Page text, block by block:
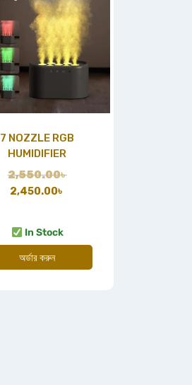
7 NOZZLE RGB
HUMIDIFIER
2,550.00৳
2,450.00৳
In Stock
অর্ডার করুন